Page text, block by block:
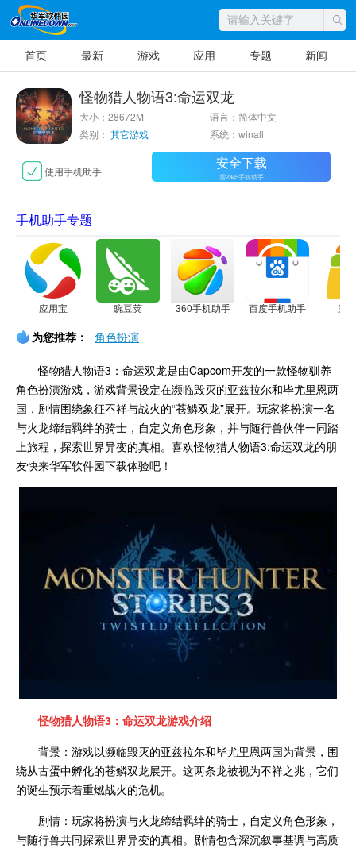
首页 最新 游戏 应用 专题 新闻
怪物猎人物语3:命运双龙
大小：28672M
语言：简体中文
类别： 其它游戏 系统：winall
使用手机助手 安全下载
需2345手机助手
手机助手专题
应用宝 豌豆荚 360手机助手 百度手机助手 应
为您推荐： 角色扮演
怪物猎人物语3：命运双龙是由Capcom开发的一款怪物驯养
角色扮演游戏，游戏背景设定在濒临毁灭的亚兹拉尔和毕尤里恩两
国，剧情围绕象征不祥与战火的“苍鳞双龙”展开。玩家将扮演一名
与火龙缔结羁绊的骑士，自定义角色形象，并与随行兽伙伴一同踏
上旅程，探索世界异变的真相。喜欢怪物猎人物语3:命运双龙的朋
友快来华军软件园下载体验吧！
怪物猎人物语3：命运双龙游戏介绍
背景：游戏以濒临毁灭的亚兹拉尔和毕尤里恩两国为背景，围
绕从古蛋中孵化的苍鳞双龙展开。这两条龙被视为不祥之兆，它们
的诞生预示着重燃战火的危机。
剧情：玩家将扮演与火龙缔结羁绊的骑士，自定义角色形象，
与随行兽共同探索世界异变的真相。剧情包含深沉叙事基调与高质